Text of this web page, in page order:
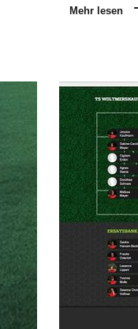
Mehr lesen